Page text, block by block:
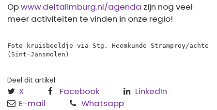
Opwww.deltalimburg.nl/agenda zijn nog veel
meer activiteiten te vinden in onze regio!
Foto kruisbeeldje via Stg. Heemkunde Stramproy/
(Sint-Jansmolen)
Deel dit artikel:
X Facebook
LinkedIn
E-mail
Whatsapp